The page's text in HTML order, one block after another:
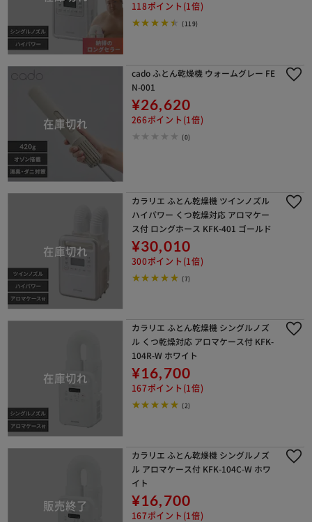
118ポイント(1倍)
(119)
cado ふとん乾燥機 ウォームグレー FE
N-001
¥26,620
266ポイント(1倍)
(0)
カラリエ ふとん乾燥機 ツインノズル
ハイパワー くつ乾燥対応 アロマケー
ス付 ロングホース KFK-401 ゴールド
¥30,010
300ポイント(1倍)
(7)
カラリエ ふとん乾燥機 シングルノズ
ル くつ乾燥対応 アロマケース付 KFK-
104R-W ホワイト
¥16,700
167ポイント(1倍)
(2)
カラリエ ふとん乾燥機 シングルノズ
ル アロマケース付 KFK-104C-W ホワ
イト
¥16,700
167ポイント(1倍)